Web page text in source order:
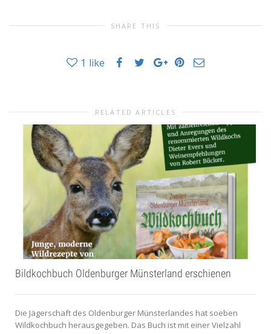
SHARE THIS
1 like
RELATED ARTICLES
Bildkochbuch Oldenburger Münsterland erschienen
Die Jägerschaft des Oldenburger Münsterlandes hat soeben
Wildkochbuch herausgegeben. Das Buch ist mit einer Vielzahl